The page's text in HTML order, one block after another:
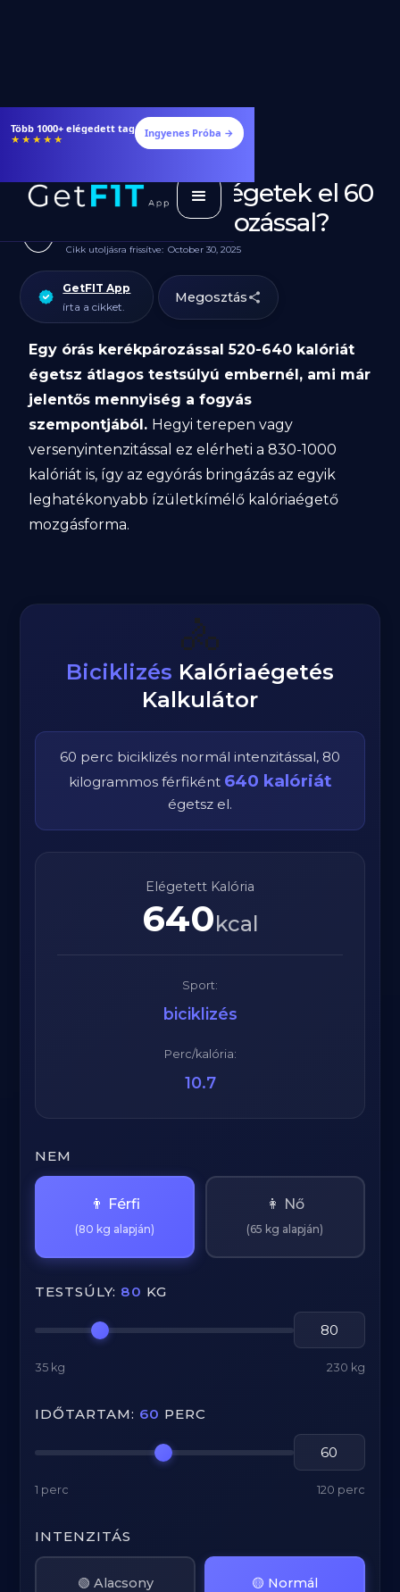
Több 1000+ elégedett tag
★★★★★ Ingyenes Próba →
Hány kalóriát égetek el 60
perc kerékpározással?
Cikk utoljásra frissítve: October 30, 2025
GetFIT App
írta a cikket.
Megosztás
Egy órás kerékpározással 520-640 kalóriát
égetsz átlagos testsúlyú embernél, ami már
jelentős mennyiség a fogyás
szempontjából. Hegyi terepen vagy
versenyintenzitással ez elérheti a 830-1000
kalóriát is, így az egyórás bringázás az egyik
leghatékonyabb ízületkímélő kalóriaégető
mozgásforma.
🚴
Biciklizés Kalóriaégetés
Kalkulátor
60 perc biciklizés normál intenzitással, 80
kilogrammos férfiként 640 kalóriát
égetsz el.
Elégetett Kalória
640kcal
Sport:
biciklizés
Perc/kalória:
10.7
NEM
👨 Férfi
(80 kg alapján)
👩 Nő
(65 kg alapján)
TESTSÚLY: 80 KG
35 kg 230 kg
IDŐTARTAM: 60 PERC
1 perc 120 perc
INTENZITÁS
🟢 Alacsony 🟡 Normál